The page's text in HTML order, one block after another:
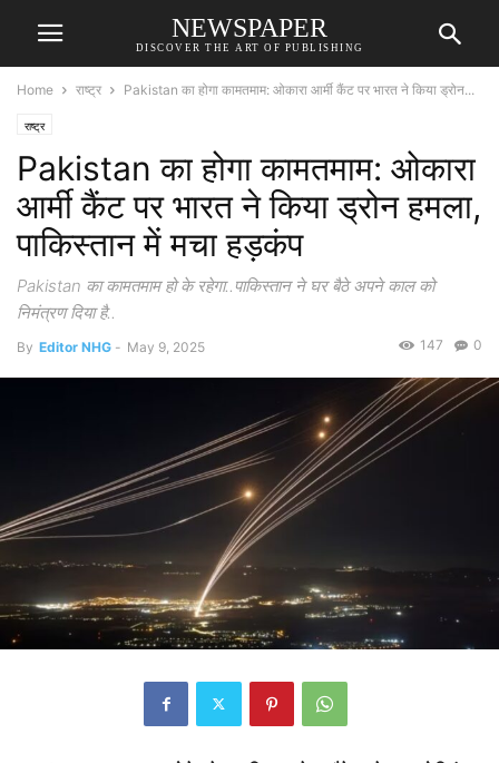
NEWSPAPER
DISCOVER THE ART OF PUBLISHING
Home राष्ट्र Pakistan का होगा कामतमाम: ओकारा आर्मी कैंट पर भारत ने किया ड्रोन...
राष्ट्र
Pakistan का होगा कामतमाम: ओकारा
आर्मी कैंट पर भारत ने किया ड्रोन हमला,
पाकिस्तान में मचा हड़कंप
Pakistan का कामतमाम हो के रहेगा..पाकिस्तान ने घर बैठे अपने काल को
निमंत्रण दिया है..
By Editor NHG - May 9, 2025 0
147